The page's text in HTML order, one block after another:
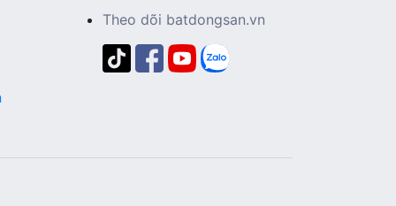
Theo dõi batdongsan.vn